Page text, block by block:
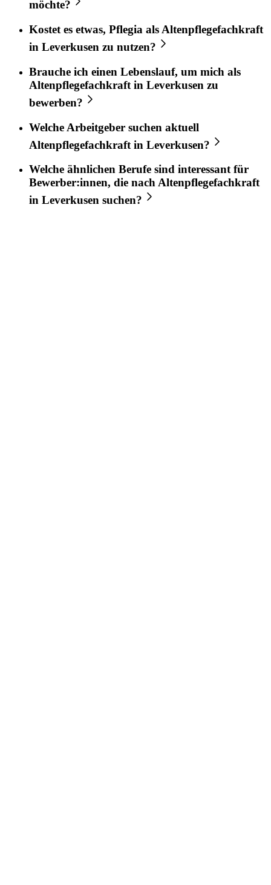
möchte?
Kostet es etwas, Pflegia als Altenpflegefachkraft
in Leverkusen zu nutzen?
Brauche ich einen Lebenslauf, um mich als
Altenpflegefachkraft in Leverkusen zu
bewerben?
Welche Arbeitgeber suchen aktuell
Altenpflegefachkraft in Leverkusen?
Welche ähnlichen Berufe sind interessant für
Bewerber:innen, die nachAltenpflegefachkraft
in Leverkusen suchen?